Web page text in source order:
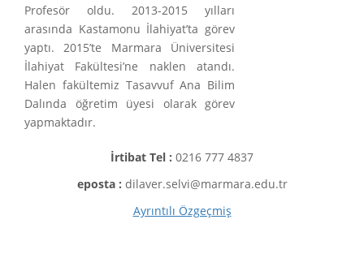
Profesör oldu. 2013-2015 yılları
arasında Kastamonu İlahiyat’ta görev
yaptı. 2015’te Marmara Üniversitesi
İlahiyat Fakültesi’ne naklen atandı.
Halen fakültemiz Tasavvuf Ana Bilim
Dalında öğretim üyesi olarak görev
yapmaktadır.
İrtibat Tel : 0216 777 4837
eposta : dilaver.selvi@marmara.edu.tr
Ayrıntılı Özgeçmiş